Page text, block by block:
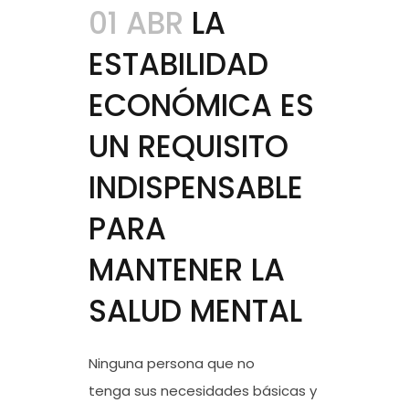
01 ABR LA
ESTABILIDAD
ECONÓMICA ES
UN REQUISITO
INDISPENSABLE
PARA
MANTENER LA
SALUD MENTAL
Ninguna persona que no
tenga sus necesidades básicas y